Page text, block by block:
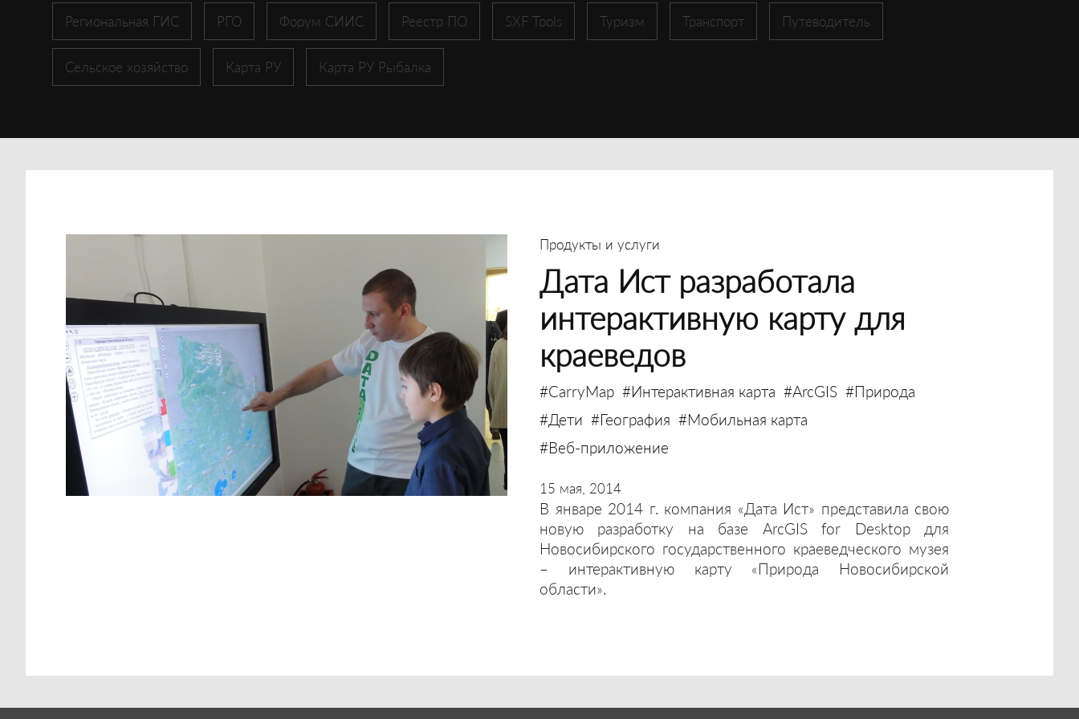
Региональная ГИС РГО Форум СИИС Реестр ПО SXF Tools Туризм Транспорт Путеводитель
Сельское хозяйство Карта РУ Карта РУ Рыбалка
Продукты и услуги
Дата Ист разработала
интерактивную карту для
краеведов
#CarryMap #Интерактивная карта #ArcGIS #Природа
#Дети #География #Мобильная карта
#Веб-приложение
15 мая, 2014
В январе 2014 г. компания «Дата Ист» представила свою
новую разработку на базе ArcGIS for Desktop для
Новосибирского государственного краеведческого музея
– интерактивную карту «Природа Новосибирской
области».